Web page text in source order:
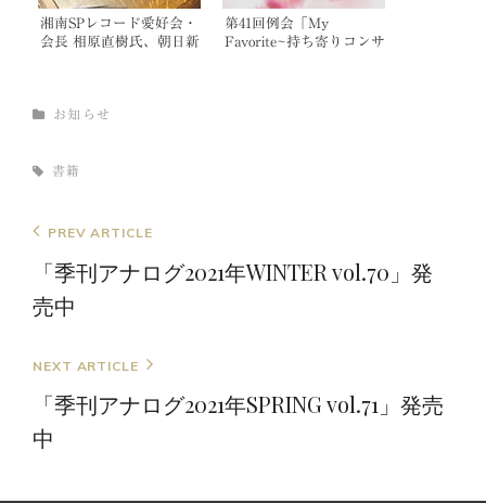
湘南SPレコード愛好会・
会長 相原直樹氏、朝日新
第41回例会「My
Favorite~持ち寄りコンサ
CATEGORIES
お知らせ
TAGS,
書籍
投
稿
ナ
ビ
ゲ
シ
ョ
Previous
Post
PREV ARTICLE
「季刊アナログ2021年WINTER vol.70」発
売中
Next
Post
NEXT ARTICLE
「季刊アナログ2021年SPRING vol.71」発売
中